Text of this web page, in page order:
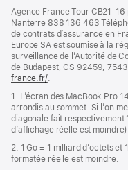
une
nouvelle
fenêtre)
Agence France Tour CB21-
Nanterre 838 136 463
de contrats d’assurance en
Europe SA est soumise à la
surveillance de l’Autorité de
de Budapest, CS 92459,
france.fr/(s’ouvre
une
nouvelle
fenêtre)
.
1. L’écran des MacBook Pro
arrondis au sommet. Si l’on
diagonale fait respectivement
d’affichage réelle est
2. 1 Go = 1 milliard d’octets
formatée réelle est moindre.